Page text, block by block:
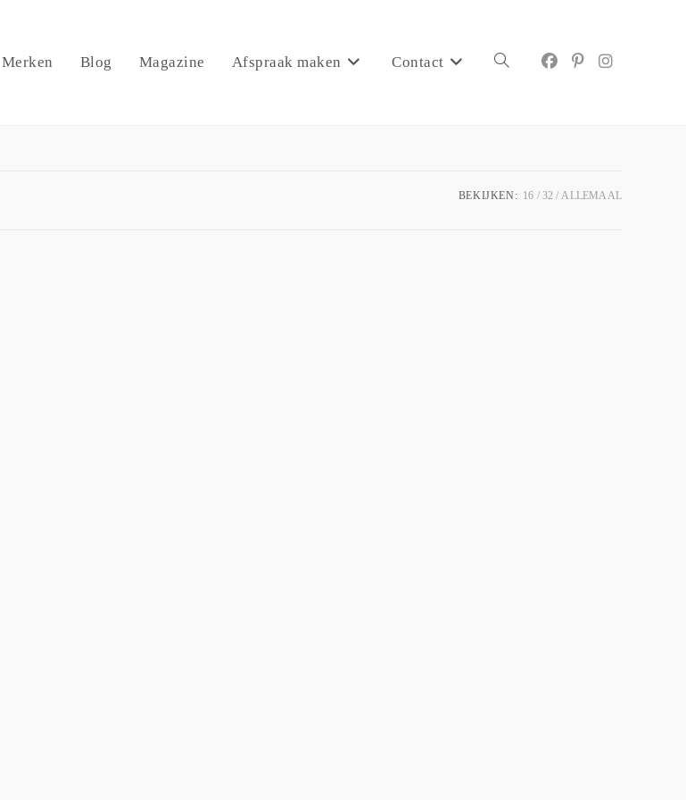
Merken Blog Magazine Afspraak maken Contact
BEKIJKEN: 16 32 ALLEMAAL